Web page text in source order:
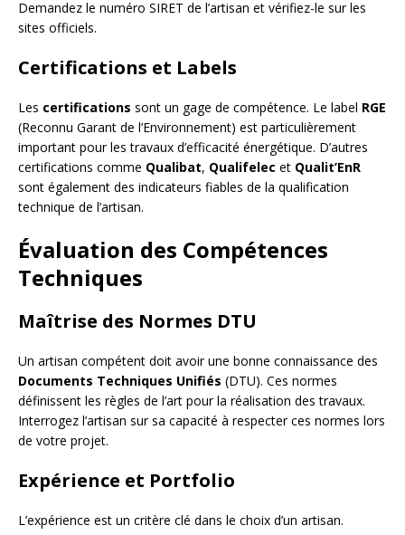
Demandez le numéro SIRET de l’artisan et vérifiez-le sur les
sites officiels.
Certifications et Labels
Les certifications sont un gage de compétence. Le label RGE
(Reconnu Garant de l’Environnement) est particulièrement
important pour les travaux d’efficacité énergétique. D’autres
certifications comme Qualibat, Qualifelec et Qualit’EnR
sont également des indicateurs fiables de la qualification
technique de l’artisan.
Évaluation des Compétences
Techniques
Maîtrise des Normes DTU
Un artisan compétent doit avoir une bonne connaissance des
Documents Techniques Unifiés (DTU). Ces normes
définissent les règles de l’art pour la réalisation des travaux.
Interrogez l’artisan sur sa capacité à respecter ces normes lors
de votre projet.
Expérience et Portfolio
L’expérience est un critère clé dans le choix d’un artisan.